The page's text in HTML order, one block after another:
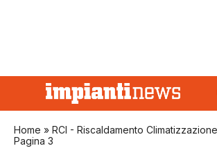
Home » RCI - Riscaldamento
Pagina 3